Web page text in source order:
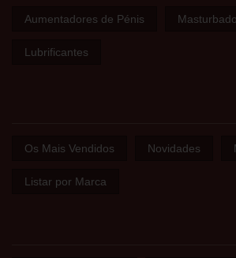
Aumentadores de Pénis
Lubrificantes
Os Mais Vendidos Novidades
Listar por Marca